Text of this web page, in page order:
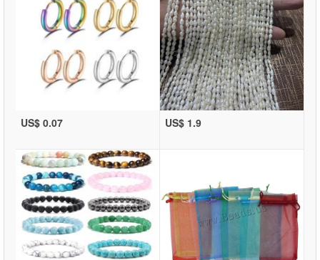
US$ 0.07 US$ 1.9